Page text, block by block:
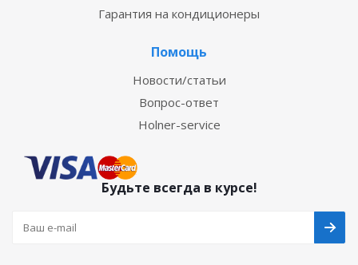
Гарантия на кондиционеры
Помощь
Новости/статьи
Вопрос-ответ
Holner-service
Будьте всегда в курсе!